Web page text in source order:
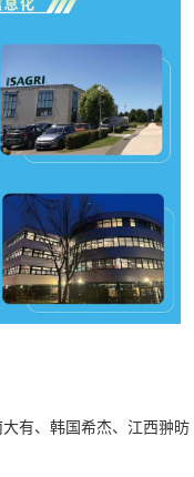
有、韩国希杰、江西翀昉